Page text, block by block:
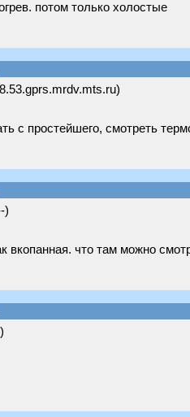
потом только холостые
с простейшего, смотреть
)
вкопанная. что там можно